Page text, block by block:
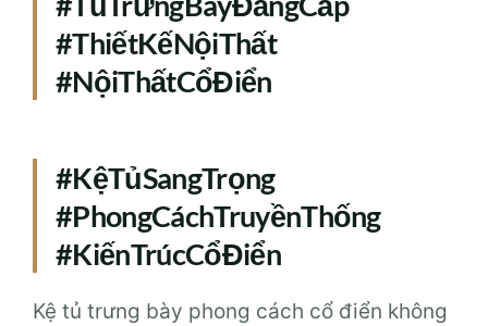
#ThiếtKếNộiThất
#NộiThấtCổĐiển
#KệTủSangTrọng
#PhongCáchTruyềnThống
#KiếnTrúcCổĐiển
Kệ tủ trưng bày phong cách cổ điển không